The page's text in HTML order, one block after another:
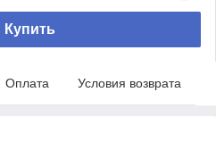
Купить
Оплата Условия возврата